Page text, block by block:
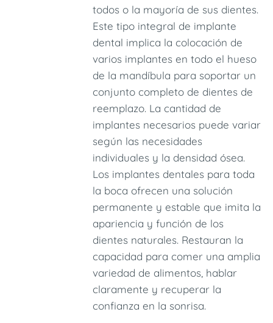
todos o la mayoría de sus dientes.
Este tipo integral de implante
dental implica la colocación de
varios implantes en todo el hueso
de la mandíbula para soportar un
conjunto completo de dientes de
reemplazo. La cantidad de
implantes necesarios puede variar
según las necesidades
individuales y la densidad ósea.
Los implantes dentales para toda
la boca ofrecen una solución
permanente y estable que imita la
apariencia y función de los
dientes naturales. Restauran la
capacidad para comer una amplia
variedad de alimentos, hablar
claramente y recuperar la
confianza en la sonrisa.